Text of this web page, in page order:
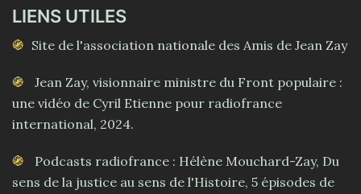
LIENS UTILES
Site de l'association nationale des Amis de Jean Zay
Jean Zay, visionnaire ministre du Front populaire :
une vidéo de Cyril Etienne pour radiofrance
international, 2024.
Podcasts radiofrance : Hélène Mouchard-Zay, Du
sens de la justice au sens de l'Histoire, 5 épisodes de